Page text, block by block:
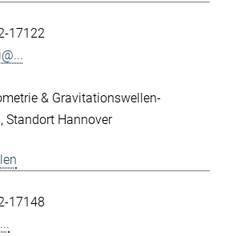
17122
& Gravitationswellen-
Standort Hannover
17148